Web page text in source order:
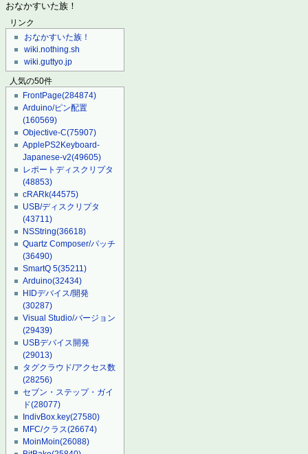
おなかすいた族！
リンク
おなかすいた族！
wiki.nothing.sh
wiki.guttyo.jp
人気の50件
FrontPage(284874)
Arduino/ピン配置
(160569)
Objective-C(75907)
ApplePS2Keyboard-
Japanese-v2(49605)
レポートディスクリプタ
(48853)
cRARk(44575)
USB/ディスクリプタ
(43711)
NSString(36618)
Quartz Composer/パッチ
(36490)
SmartQ 5(35211)
Arduino(32434)
HIDデバイス/開発
(30287)
Visual Studio/バージョン
(29439)
USBデバイス開発
(29013)
タグクラウド/アクセス数
(28256)
セブン・ステップ・ガイ
ド(28077)
IndivBox.key(27580)
MFC/クラス(26674)
MoinMoin(26088)